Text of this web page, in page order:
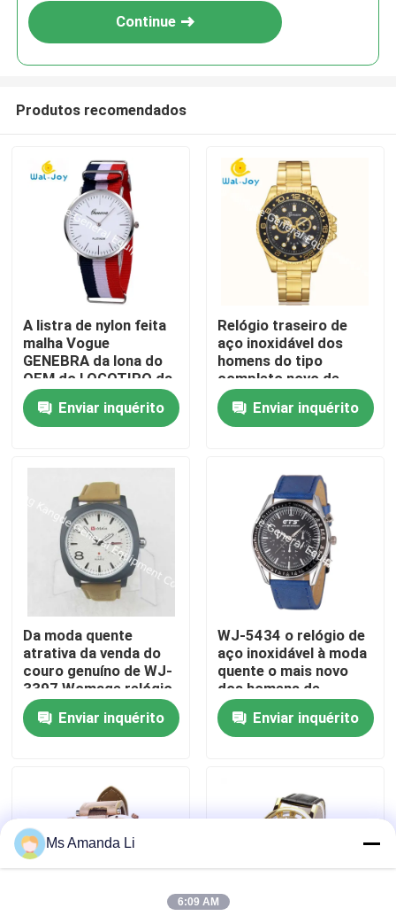
Casa
Sobre nós
Excursão da fábrica
Controle da qualidade
Contacte-nos
Notícia
Peça umas citações
Continue
Produtos recomendados
A listra de nylon feita
malha Vogue
GENEBRA da lona do
OEM do LOGOTIPO da
venda da fábrica de
WJ-3395 China Yiwu
relógio quente olha o
relativo à promoção
do homem
Enviar inquérito
Relógio traseiro de
aço inoxidável dos
homens do tipo
completo novo de
Genebra do calendário
da forma da chegada
WJ-6525
Enviar inquérito
Da moda quente
atrativa da venda do
couro genuíno de WJ-
3397 Womage relógio
popular do couro dos
homensEnviar inquérito
WJ-5434 o relógio de
aço inoxidável à moda
quente o mais novo
dos homens de
quartzo da faixa do
couro traseiro da
venda GTS
Enviar inquérito
Ms Amanda Li
6:09 AM